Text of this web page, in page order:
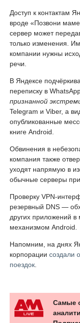
Доступ к контактам
вроде «Позвони
сервер может
только изменения.
компании нужны
речи.
В Яндексе
переписку в
признанной
Telegram и Viber, а
опубликованные
книге Android.
Обвинения в
компания также
уходят напрямую в
обычные серверы
Проверку VPN-
резервный DNS —
других приложений
механизмом Android.
Напомним, на днях
корпорации создали
поездок
Самые